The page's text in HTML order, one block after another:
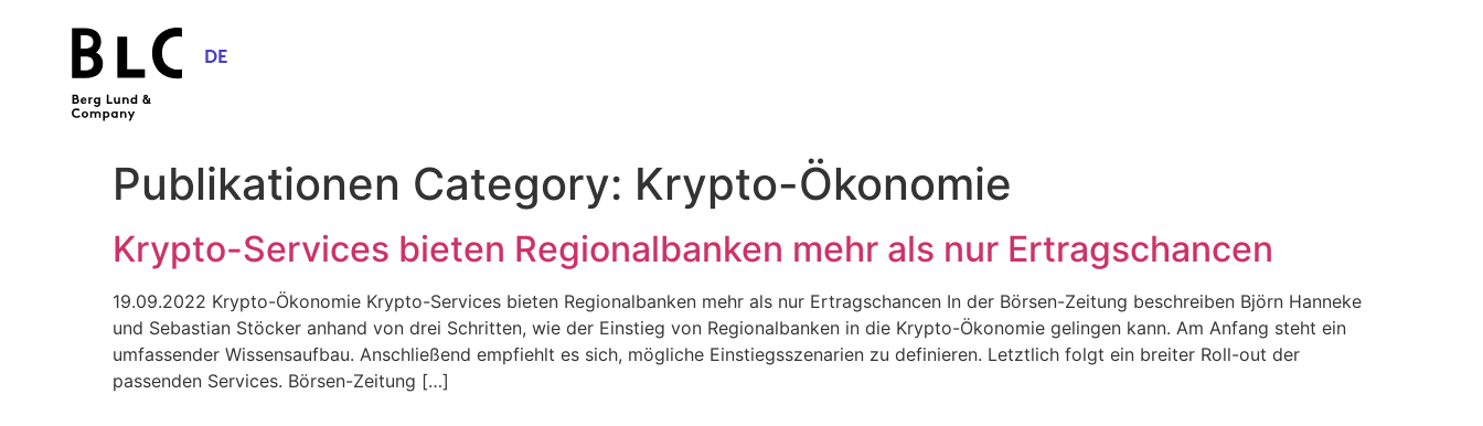
DE
Publikationen Category: Krypto-Ökonomie
Krypto-Services bieten Regionalbanken mehr als nur Ertragschancen
19.09.2022 Krypto-Ökonomie Krypto-Services bieten Regionalbanken mehr als nur Ertragschancen In der Börsen-Zeitung beschreiben Björn Hanneke
und Sebastian Stöcker anhand von drei Schritten, wie der Einstieg von Regionalbanken in die Krypto-Ökonomie gelingen kann. Am Anfang steht ein
umfassender Wissensaufbau. Anschließend empfiehlt es sich, mögliche Einstiegsszenarien zu definieren. Letztlich folgt ein breiter Roll-out der
passenden Services. Börsen-Zeitung […]